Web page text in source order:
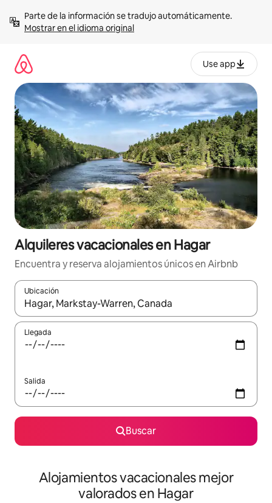
contenidoMostrar en el idioma original
Use app
Alquileres vacacionales en Hagar
Encuentra y reserva alojamientos únicos en Airbnb
Ubicación
Cuando los resultados estén disponibles, navega con las
Llegada
Salida
Buscar
Alojamientos vacacionales mejor
valorados en Hagar